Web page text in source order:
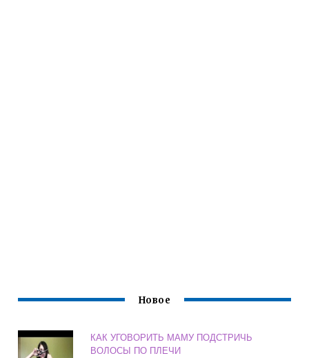
Новое
КАК УГОВОРИТЬ МАМУ ПОДСТРИЧЬ
ВОЛОСЫ ПО ПЛЕЧИ